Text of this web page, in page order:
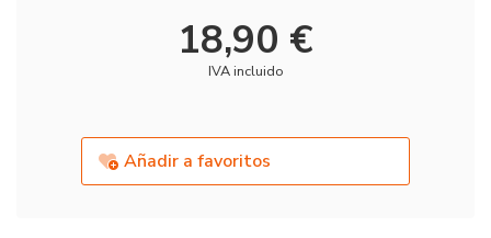
18,90 €
IVA incluido
Añadir a favoritos